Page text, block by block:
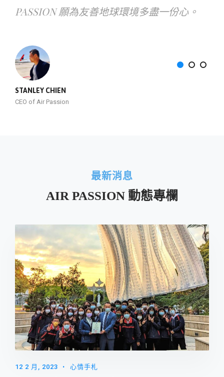
PASSION 願為友善地球環境多盡一份心。
STANLEY CHIEN
CEO of Air Passion
最新消息
AIR PASSION 動態專欄
12 2 月, 2023 心情手札